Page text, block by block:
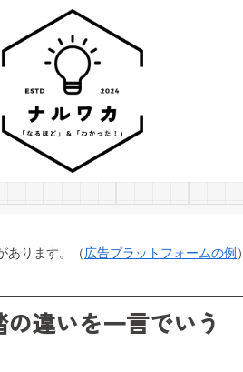
あります。（広告プラットフォームの例 ）
違いを一言でいう